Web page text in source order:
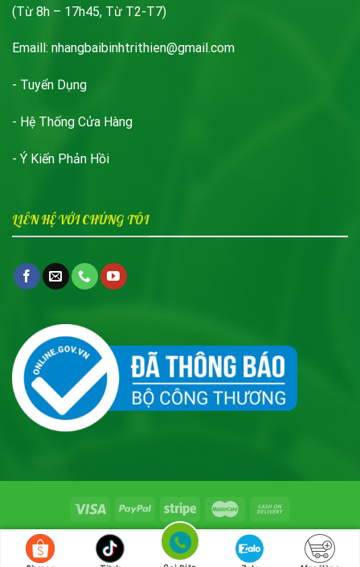
(Từ 8h – 17h45, Từ T2-T7)
Emaill: nhangbaibinhtrithien@gmail.com
- Tuyển Dụng
- Hệ Thống Cửa Hàng
- Ý Kiến Phản Hồi
LIÊN HỆ VỚI CHÚNG TÔI
© Copyright 2017 | Nhang Bài Bình Trị Thiên | Bình an trong
từng hơi thở